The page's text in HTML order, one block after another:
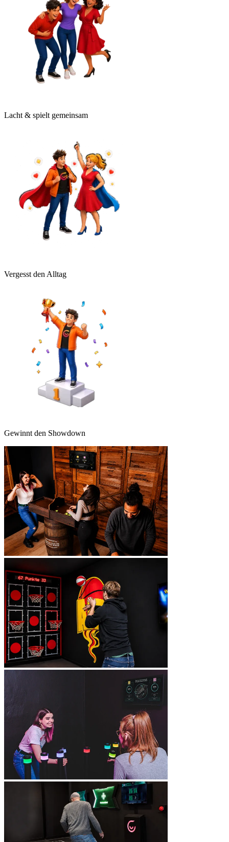
Lacht & spielt gemeinsam
Vergesst den Alltag
Gewinnt den Showdown